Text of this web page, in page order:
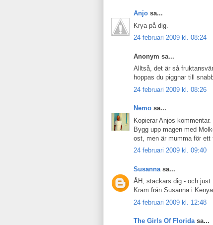
Anjo sa...
Krya på dig.
24 februari 2009 kl. 08:24
Anonym sa...
Alltså, det är så
hoppas du piggnar till
24 februari 2009 kl. 08:26
Nemo sa...
Kopierar Anjos kommentar.
Bygg upp magen med
ost, men är mumma för ett
24 februari 2009 kl. 09:40
Susanna sa...
ÅH, stackars dig - och just
Kram från Susanna i Kenya
24 februari 2009 kl. 12:48
The Girls Of Floridasa...